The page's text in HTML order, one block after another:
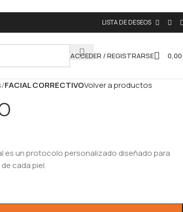
LISTA DE DESEOS
ACCEDER / REGISTRARSE 0,00
/FACIAL CORRECTIVOVolver a productos
es un protocolo personalizado diseñado para
cada piel.